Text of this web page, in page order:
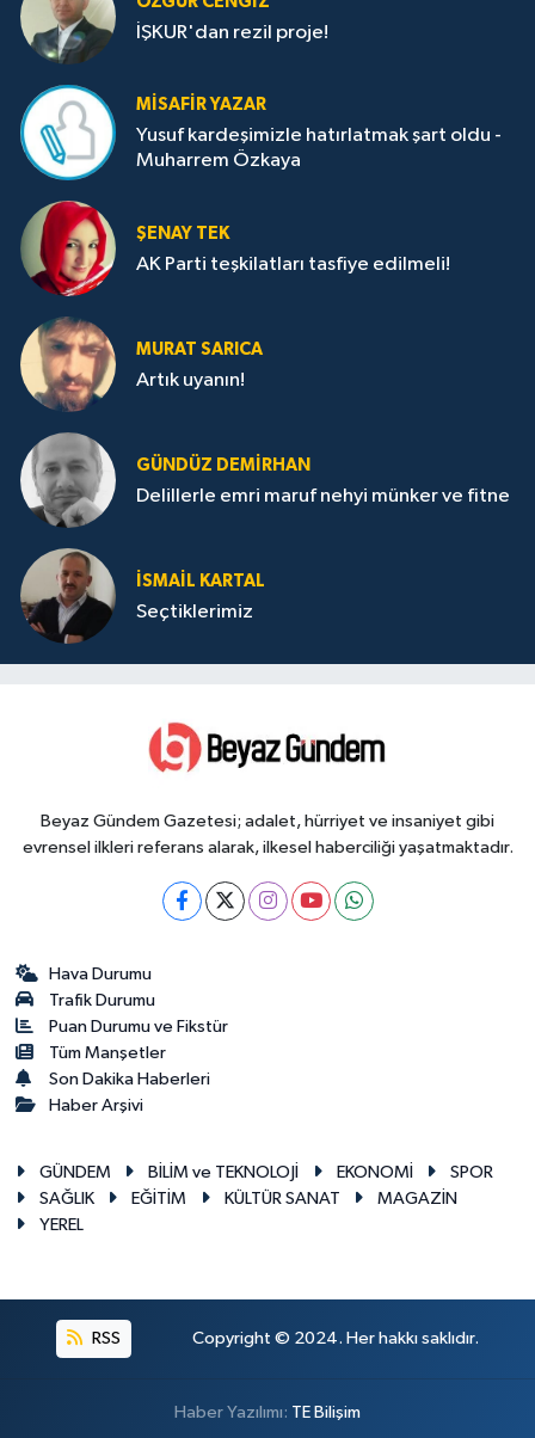
İŞKUR'dan rezil proje!
MISAFIR YAZAR
Yusuf kardeşimizle hatırlatmak şart oldu -
Muharrem Özkaya
ŞENAY TEK
AK Parti teşkilatları tasfiye edilmeli!
MURAT SARICA
Artık uyanın!
GÜNDÜZ DEMIRHAN
Delillerle emri maruf nehyi münker ve fitne
İSMAIL KARTAL
Seçtiklerimiz
Beyaz Gündem Gazetesi; adalet, hürriyet ve insaniyet gibi
evrensel ilkleri referans alarak, ilkesel haberciliği yaşatmaktadır.
Hava Durumu
Trafik Durumu
Puan Durumu ve Fikstür
Tüm Manşetler
Son Dakika Haberleri
Haber Arşivi
GÜNDEM BİLİM ve TEKNOLOJİ EKONOMİ
SPOR
SAĞLIK
EĞİTİM KÜLTÜR SANAT
MAGAZİN
YEREL
RSS Copyright © 2024. Her hakkı saklıdır.
Haber Yazılımı: TE Bilişim